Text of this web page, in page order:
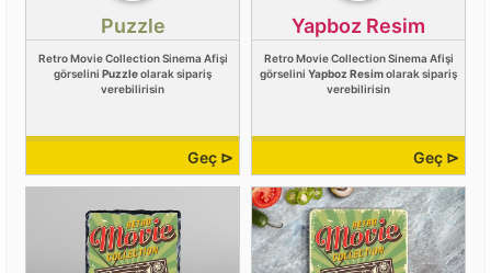
Puzzle
Retro Movie Collection Sinema Afişi
görselini Puzzleolarak sipariş
verebilirisin
Geç ⊳
Yapboz Resim
Retro Movie Collection Sinema Afişi
görselini Yapboz Resimolarak sipariş
verebilirisin
Geç ⊳